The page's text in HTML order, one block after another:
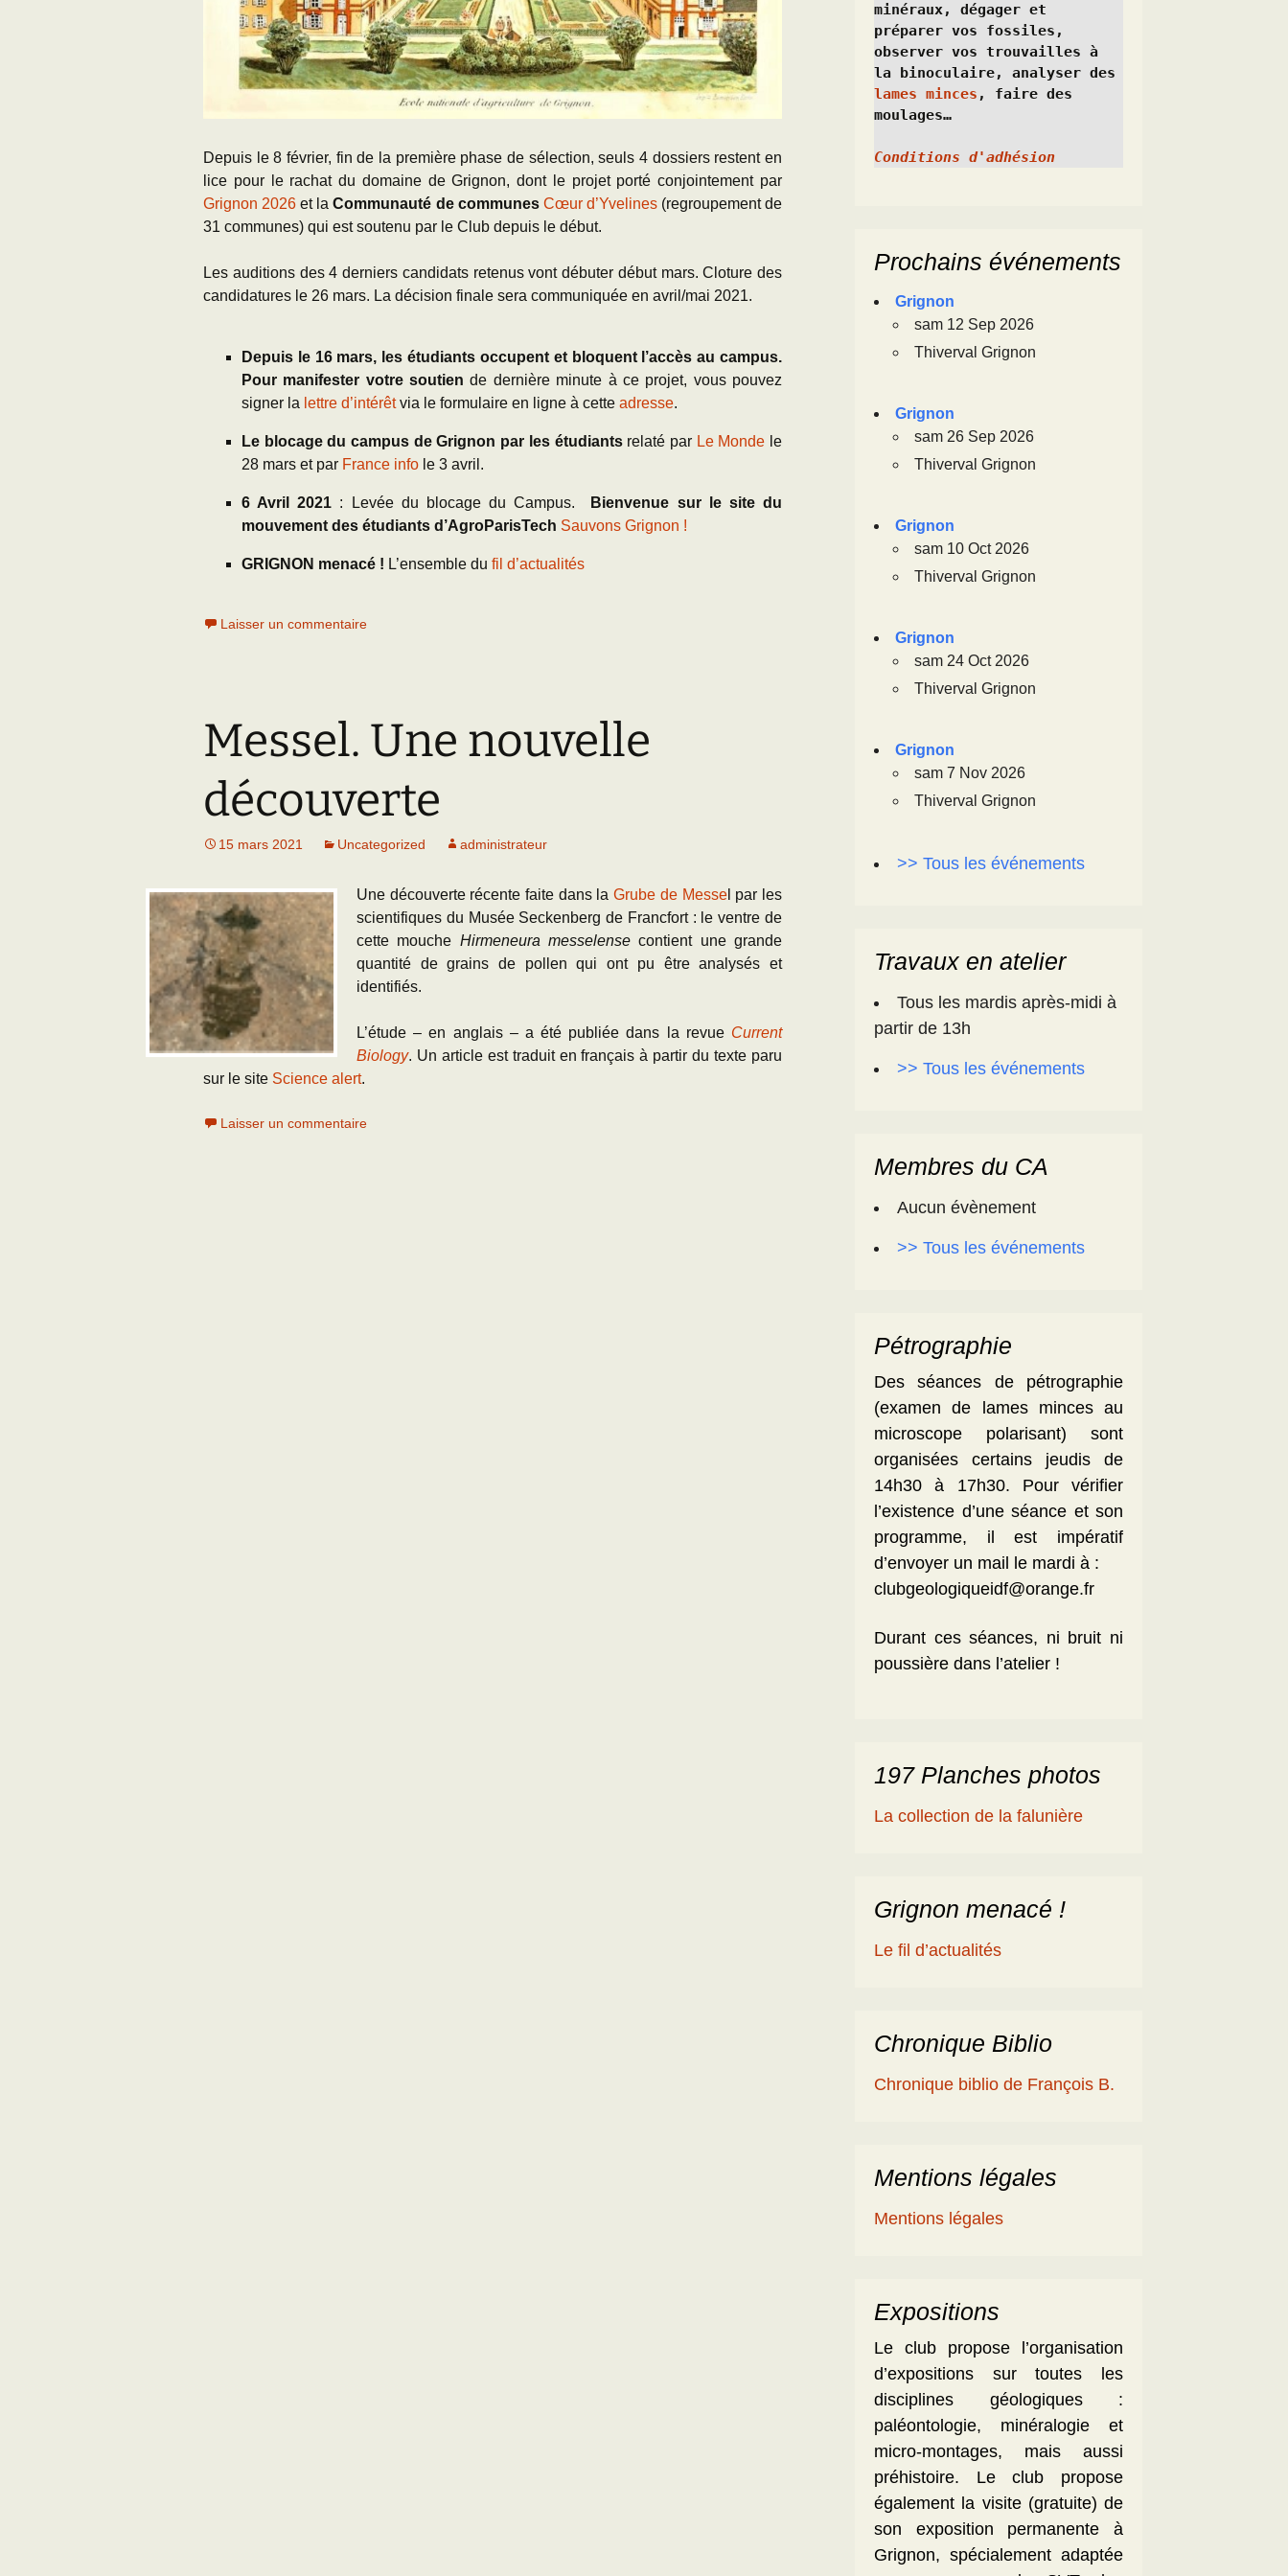
Depuis le 8 février, fin de la première phase de sélection, seuls 4 dossiers restent en
lice pour le rachat du domaine de Grignon, dont le projet porté conjointement par
Grignon 2026 et laCommunauté de communes Cœur d’Yvelines (regroupement de
31 communes) qui est soutenu par le Club depuis le début.
Les auditions des 4 derniers candidats retenus vont débuter début mars. Cloture des
candidatures le 26 mars. La décision finale sera communiquée en avril/mai 2021.
Depuis le 16 mars, les étudiants occupent et bloquent l’accès au campus.
Pour manifester votre soutien de dernière minute à ce projet, vous pouvez
signer la lettre d’intérêtvia le formulaire en ligne à cette adresse.
Le blocage du campus de Grignon par les étudiants relaté par Le Monde le
28 mars et par France info le 3 avril.
6 Avril 2021 : Levée du blocage du Campus.
Bienvenue sur le site du
mouvement des étudiants d’AgroParisTech Sauvons Grignon !
GRIGNON menacé ! L’ensemble du fil d’actualités
Laisser un commentaire
Messel. Une nouvelle
découverte
15 mars 2021 Uncategorized administrateur
Une découverte récente faite dans laGrube de Messel par les
scientifiques du Musée Seckenberg de Francfort : le ventre de
cette mouche Hirmeneura messelensecontient une grande
quantité de grains de pollen qui ont pu être analysés et
identifiés.
L’étude – en anglais – a été publiée dans la revue Current
Biology. Un article est traduit en français à partir du texte paru
sur le site Science alert.
Laisser un commentaire
minéraux, dégager et
préparer vos fossiles,
observer vos trouvailles à
lames minces , faire des
moulages…
Conditions d'adhésion
Prochains événements
Grignon
sam 12 Sep 2026
Thiverval Grignon
Grignon
sam 26 Sep 2026
Thiverval Grignon
Grignon
sam 10 Oct 2026
Thiverval Grignon
Grignon
sam 24 Oct 2026
Thiverval Grignon
Grignon
sam 7 Nov 2026
Thiverval Grignon
>> Tous les événements
Travaux en atelier
Tous les mardis après-midi à
partir de 13h
>> Tous les événements
Membres du CA
Aucun évènement
>> Tous les événements
Pétrographie
Des séances de pétrographie
(examen de lames minces au
microscope polarisant) sont
organisées certains jeudis de
14h30 à 17h30. Pour vérifier
l’existence d’une séance et son
programme, il est impératif
d’envoyer un mail le mardi à :
clubgeologiqueidf@orange.fr
Durant ces séances, ni bruit ni
poussière dans l’atelier !
197 Planches photos
La collection de la falunière
Grignon menacé !
Le fil d’actualités
Chronique Biblio
Chronique biblio de François B.
Mentions légales
Mentions légales
Expositions
Le club propose l’organisation
d’expositions sur toutes les
disciplines géologiques :
paléontologie, minéralogie et
micro-montages, mais aussi
préhistoire. Le club propose
également la visite (gratuite) de
son exposition permanente à
Grignon, spécialement adaptée